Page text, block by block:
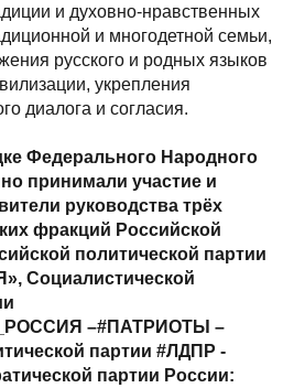
и духовно-нравственных
и многодетной семьи,
русского и родных языков
укрепления
диалога и согласия.
Федерального Народного
принимали участие и
руководства трёх
фракций Российской
политической партии
Социалистической
–#ПАТРИОТЫ –
партии #ЛДПР -
партии России: